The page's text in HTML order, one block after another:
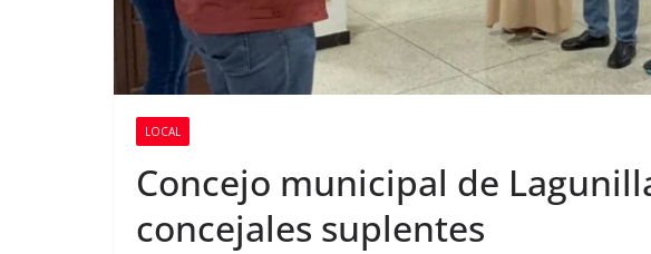
LOCAL
Concejo municipal de
concejales suplentes